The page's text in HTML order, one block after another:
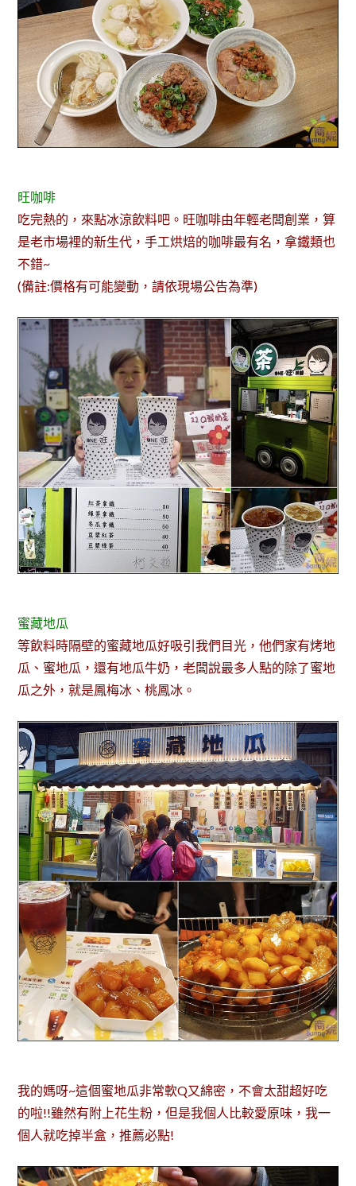
旺咖啡
吃完熱的，來點冰涼飲料吧。旺咖啡由年輕老闆創業，算
是老市場裡的新生代，手工烘焙的咖啡最有名，拿鐵類也
不錯~
(備註:價格有可能變動，請依現場公告為準)
蜜藏地瓜
等飲料時隔壁的蜜藏地瓜好吸引我們目光，他們家有烤地
瓜、蜜地瓜，還有地瓜牛奶，老闆說最多人點的除了蜜地
瓜之外，就是鳳梅冰、桃鳳冰。
我的媽呀~這個蜜地瓜非常軟Q又綿密，不會太甜超好吃
的啦!!雖然有附上花生粉，但是我個人比較愛原味，我一
個人就吃掉半盒，推薦必點!